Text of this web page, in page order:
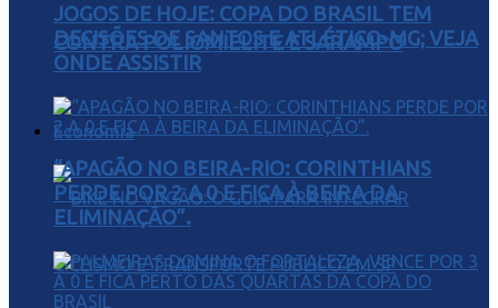
CONTRA POLIOMIELITE E SARAMPO
Economia
JOGOS DE HOJE: COPA DO BRASIL TEM
DECISÕES DE SANTOS E ATLÉTICO-MG; VEJA
ONDE ASSISTIR
“APAGÃO NO BEIRA-RIO: CORINTHIANS
PERDE POR 2 A 0 E FICA À BEIRA DA
ELIMINAÇÃO”.